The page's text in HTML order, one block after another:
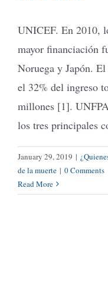
UNICEF. En 2010,
mayor financiación
Noruega y Japón.
el 32% del ingreso
millones [1].
los tres principales
January 29, 2019 |
de la muerte | 0 Comments
Read More